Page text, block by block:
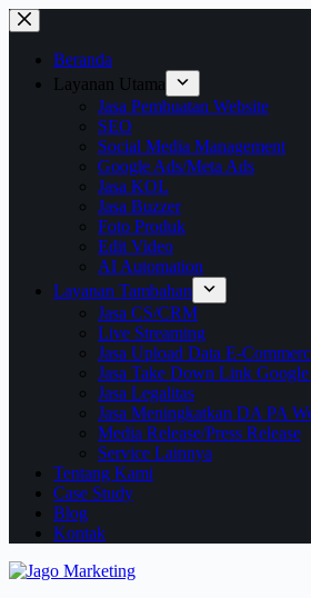
Beranda
Layanan Utama
Jasa Pembuatan Website
SEO
Social Media Management
Google Ads/Meta Ads
Jasa KOL
Jasa Buzzer
Foto Produk
Edit Video
AI Automation
Layanan Tambahan
Jasa CS/CRM
Live Streaming
Jasa Upload Data E-
Jasa Take Down Link Google
Jasa Legalitas
Jasa Meningkatkan DA PA
Media Release/Press Release
Service Lainnya
Tentang Kami
Case Study
Blog
Kontak